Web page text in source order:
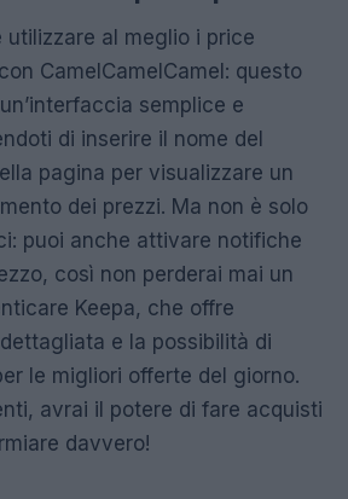
utilizzare al meglio i price
CamelCamelCamel: questo
semplice e
di inserire il nome del
pagina per visualizzare un
dei prezzi. Ma non è solo
puoi anche attivare notifiche
così non perderai mai un
Keepa, che offre
e la possibilità di
le migliori offerte del giorno.
avrai il potere di fare acquisti
davvero!